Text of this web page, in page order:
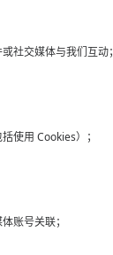
社交媒体与我们互动；
使用 Cookies）；
账号关联；